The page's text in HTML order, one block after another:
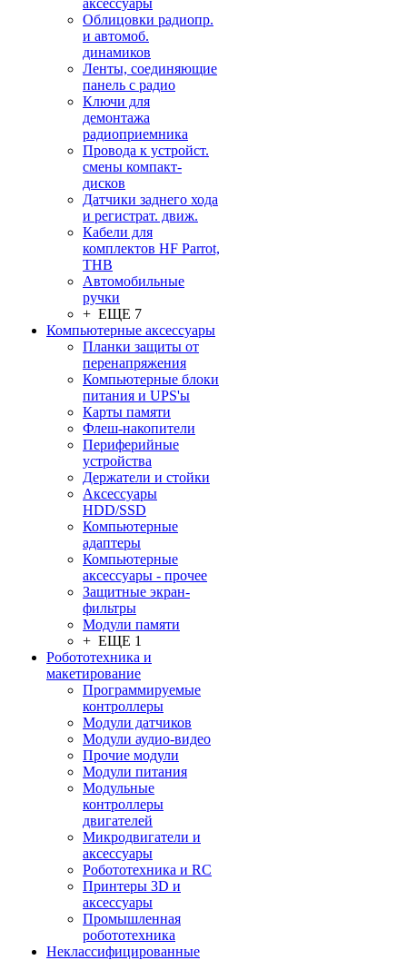
аксессуары
Облицовки радиопр.
и автомоб.
динамиков
Ленты, соединяющие
панель с радио
Ключи для
демонтажа
радиоприемника
Провода к устройст.
смены компакт-
дисков
Датчики заднего хода
и регистрат. движ.
Кабели для
комплектов HF Parrot,
THB
Автомобильные
ручки
+ ЕЩЕ 7
Компьютерные аксессуары
Планки защиты от
перенапряжения
Компьютерные блоки
питания и UPS'ы
Карты памяти
Флеш-накопители
Периферийные
устройства
Держатели и стойки
Аксессуары
HDD/SSD
Компьютерные
адаптеры
Компьютерные
аксессуары - прочее
Защитные экран-
фильтры
Модули памяти
+ ЕЩЕ 1
Робототехника и
макетирование
Программируемые
контроллеры
Модули датчиков
Модули аудио-видео
Прочие модули
Модули питания
Модульные
контроллеры
двигателей
Микродвигатели и
аксессуары
Робототехника и RC
Принтеры 3D и
аксессуары
Промышленная
робототехника
Неклассифицированные